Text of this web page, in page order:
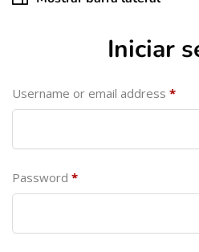
Iniciar
Username or email address *
Password *